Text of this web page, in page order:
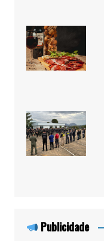
Publicidade